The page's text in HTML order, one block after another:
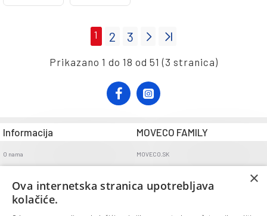
1 2 3
Prikazano 1 do 18 od 51 (3 stranica)
Informacija
O nama
Uvjeti dostave
Politika povrata
MOVECO FAMILY
MOVECO.SK
×
Ova internetska stranica upotrebljava
kolačiće.